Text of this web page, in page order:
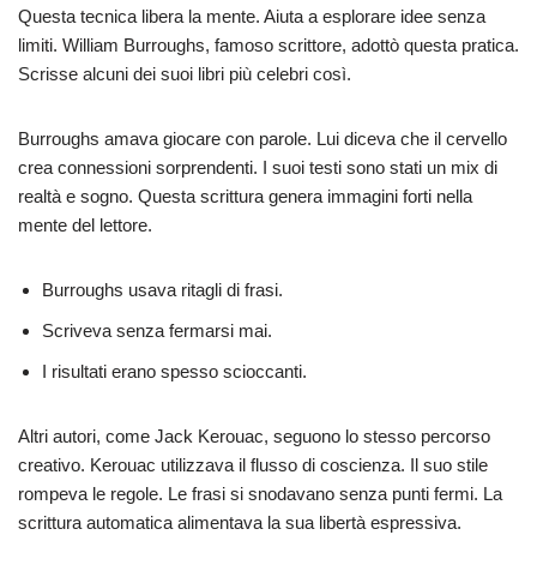
Questa tecnica libera la mente. Aiuta a esplorare idee senza
limiti. William Burroughs, famoso scrittore, adottò questa pratica.
Scrisse alcuni dei suoi libri più celebri così.
Burroughs amava giocare con parole. Lui diceva che il cervello
crea connessioni sorprendenti. I suoi testi sono stati un mix di
realtà e sogno. Questa scrittura genera immagini forti nella
mente del lettore.
Burroughs usava ritagli di frasi.
Scriveva senza fermarsi mai.
I risultati erano spesso scioccanti.
Altri autori, come Jack Kerouac, seguono lo stesso percorso
creativo. Kerouac utilizzava il flusso di coscienza. Il suo stile
rompeva le regole. Le frasi si snodavano senza punti fermi. La
scrittura automatica alimentava la sua libertà espressiva.